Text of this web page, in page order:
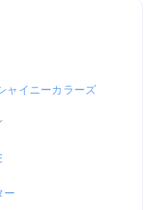
ャイニーカラーズ
ー